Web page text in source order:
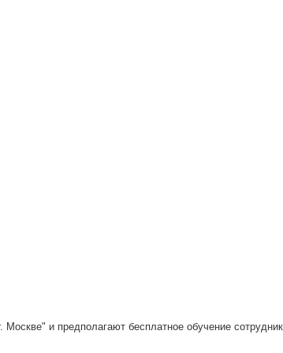
и предполагают бесплатное обучение